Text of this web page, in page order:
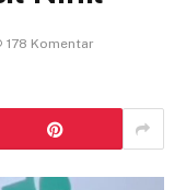
178 Komentar